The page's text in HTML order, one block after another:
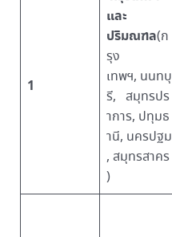
1
และ
ปริมณฑล(ก
รุง
เทพฯ, นนทบุ
รี, สมุทรปร
าการ, ปทุมธ
านี, นครปฐม
, สมุทรสาคร
)